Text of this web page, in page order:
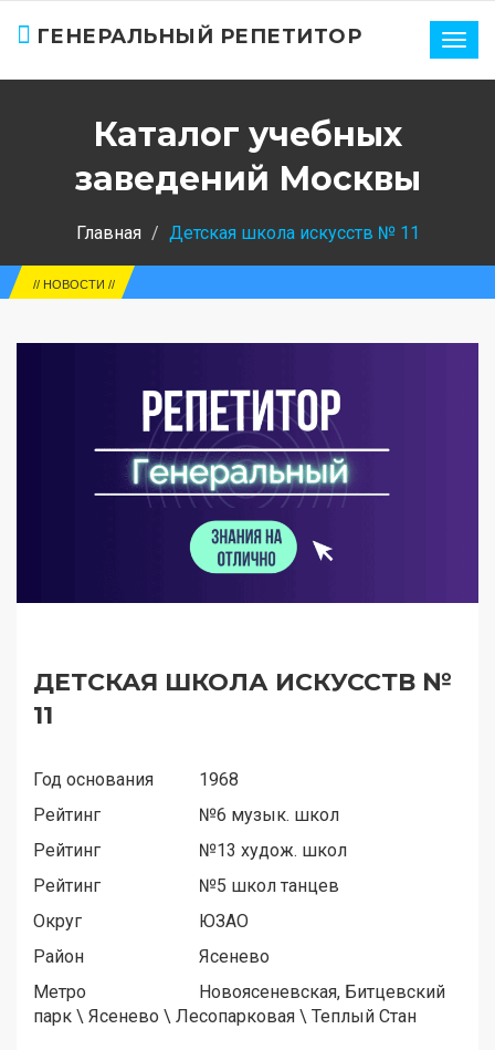
ГЕНЕРАЛЬНЫЙ РЕПЕТИТОР
Каталог учебных
заведений Москвы
Главная Детская школа искусств № 11
// НОВОСТИ //
ДЕТСКАЯ ШКОЛА ИСКУССТВ №
11
Год основания
1968
Рейтинг
№6 музык. школ
Рейтинг
№13 худож. школ
Рейтинг
№5 школ танцев
Округ
ЮЗАО
Район
Ясенево
Метро
Новоясеневская, Битцевский
парк \ Ясенево \ Лесопарковая \ Теплый Стан